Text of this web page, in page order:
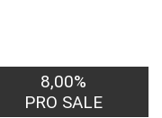
8,00%
PRO SALE